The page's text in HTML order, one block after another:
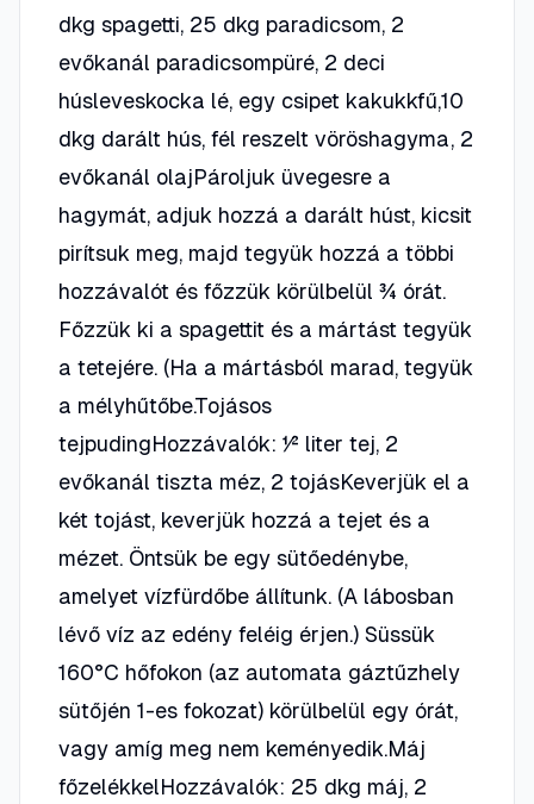
dkg spagetti, 25 dkg paradicsom, 2
evőkanál paradicsompüré, 2 deci
húsleveskocka lé, egy csipet kakukkfű,10
dkg darált hús, fél reszelt vöröshagyma, 2
evőkanál olajPároljuk üvegesre a
hagymát, adjuk hozzá a darált húst, kicsit
pirítsuk meg, majd tegyük hozzá a többi
hozzávalót és főzzük körülbelül ¾ órát.
Főzzük ki a spagettit és a mártást tegyük
a tetejére. (Ha a mártásból marad, tegyük
a mélyhűtőbe.Tojásos
tejpudingHozzávalók: ½ liter tej, 2
evőkanál tiszta méz, 2 tojásKeverjük el a
két tojást, keverjük hozzá a tejet és a
mézet. Öntsük be egy sütőedénybe,
amelyet vízfürdőbe állítunk. (A lábosban
lévő víz az edény feléig érjen.) Süssük
160°C hőfokon (az automata gáztűzhely
sütőjén 1-es fokozat) körülbelül egy órát,
vagy amíg meg nem keményedik.Máj
főzelékkelHozzávalók: 25 dkg máj, 2